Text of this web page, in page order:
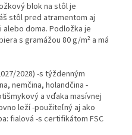
blok na stôl je
stôl pred atramentom aj
alebo doma. Podložka je
s gramážou 80 g/m² a má
2028) -s týždenným
nemčina, holandčina -
a vďaka masívnej
leží -použiteľný aj ako
fialová -s certifikátom FSC